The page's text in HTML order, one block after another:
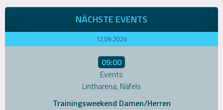
NÄCHSTE EVENTS
12.09.2026
09:00
Events
Lintharena, Näfels
Trainingsweekend Damen/Herren